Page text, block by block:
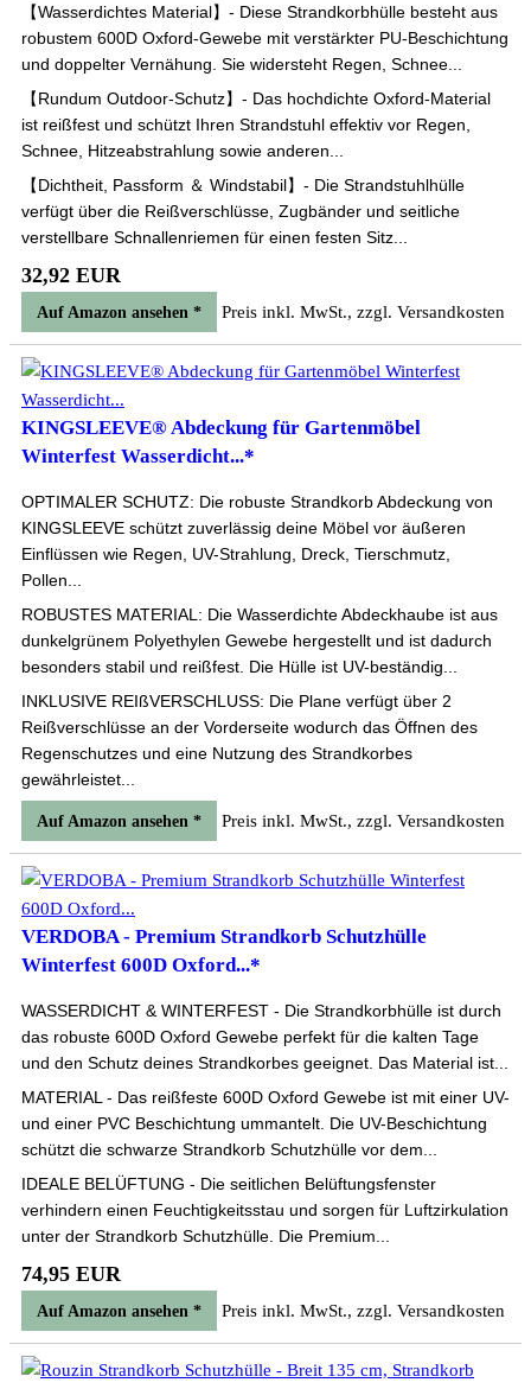
【Wasserdichtes Material】- Diese Strandkorbhülle besteht aus
robustem 600D Oxford-Gewebe mit verstärkter PU-Beschichtung
und doppelter Vernähung. Sie widersteht Regen, Schnee...
【Rundum Outdoor-Schutz】- Das hochdichte Oxford-Material
ist reißfest und schützt Ihren Strandstuhl effektiv vor Regen,
Schnee, Hitzeabstrahlung sowie anderen...
【Dichtheit, Passform ＆ Windstabil】- Die Strandstuhlhülle
verfügt über die Reißverschlüsse, Zugbänder und seitliche
verstellbare Schnallenriemen für einen festen Sitz...
32,92 EUR
Auf Amazon ansehen * Preis inkl. MwSt., zzgl. Versandkosten
KINGSLEEVE® Abdeckung für Gartenmöbel
Winterfest Wasserdicht...*
OPTIMALER SCHUTZ: Die robuste Strandkorb Abdeckung von
KINGSLEEVE schützt zuverlässig deine Möbel vor äußeren
Einflüssen wie Regen, UV-Strahlung, Dreck, Tierschmutz,
Pollen...
ROBUSTES MATERIAL: Die Wasserdichte Abdeckhaube ist aus
dunkelgrünem Polyethylen Gewebe hergestellt und ist dadurch
besonders stabil und reißfest. Die Hülle ist UV-beständig...
INKLUSIVE REIßVERSCHLUSS: Die Plane verfügt über 2
Reißverschlüsse an der Vorderseite wodurch das Öffnen des
Regenschutzes und eine Nutzung des Strandkorbes
gewährleistet...
Auf Amazon ansehen * Preis inkl. MwSt., zzgl. Versandkosten
VERDOBA - Premium Strandkorb Schutzhülle
Winterfest 600D Oxford...*
WASSERDICHT & WINTERFEST - Die Strandkorbhülle ist durch
das robuste 600D Oxford Gewebe perfekt für die kalten Tage
und den Schutz deines Strandkorbes geeignet. Das Material ist...
MATERIAL - Das reißfeste 600D Oxford Gewebe ist mit einer UV-
und einer PVC Beschichtung ummantelt. Die UV-Beschichtung
schützt die schwarze Strandkorb Schutzhülle vor dem...
IDEALE BELÜFTUNG - Die seitlichen Belüftungsfenster
verhindern einen Feuchtigkeitsstau und sorgen für Luftzirkulation
unter der Strandkorb Schutzhülle. Die Premium...
74,95 EUR
Auf Amazon ansehen * Preis inkl. MwSt., zzgl. Versandkosten